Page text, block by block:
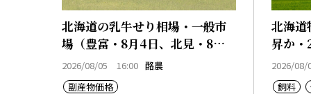
北海道の乳牛せり相場・一般市
場（豊富・8月4日、北見・8月4
日、早来・8月4日）
2026/08/05 16:00 酪農
副産物価格
北海道
昇か・
2026/
飼料